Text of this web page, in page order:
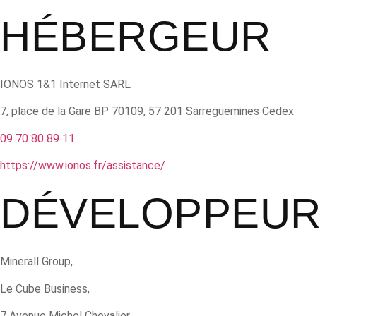
au
contenu
HÉBERGEUR
IONOS 1&1 Internet SARL
7, place de la Gare BP 70109, 57 201 Sarreguemines Cedex
09 70 80 89 11
https://www.ionos.fr/assistance/
DÉVELOPPEUR
Minerall Group,
Le Cube Business,